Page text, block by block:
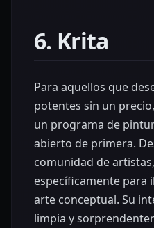
6. Krita
Para aquellos que
potentes sin un
un programa de
abierto de primera.
comunidad de
específicamente para
arte conceptual. Su
limpia y